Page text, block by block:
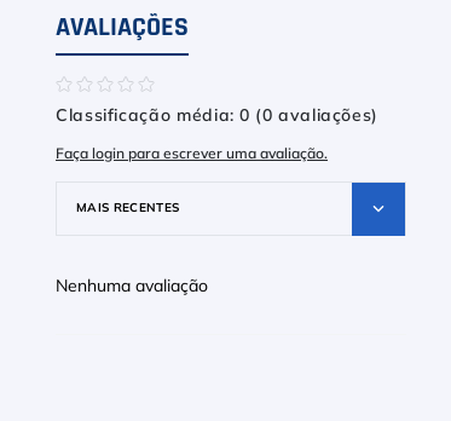
AVALIAÇÕES
☆☆☆☆☆
Classificação média: 0 (0 avaliações)
Faça login para escrever uma avaliação.
MAIS RECENTES
Nenhuma avaliação